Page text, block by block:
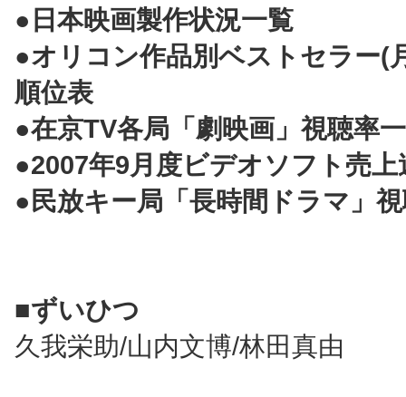
●日本映画製作状況一覧
●オリコン作品別ベストセラー(
順位表
●在京TV各局「劇映画」視聴率
●2007年9月度ビデオソフト売上
●民放キー局「長時間ドラマ」
■ずいひつ
久我栄助/山内文博/林田真由